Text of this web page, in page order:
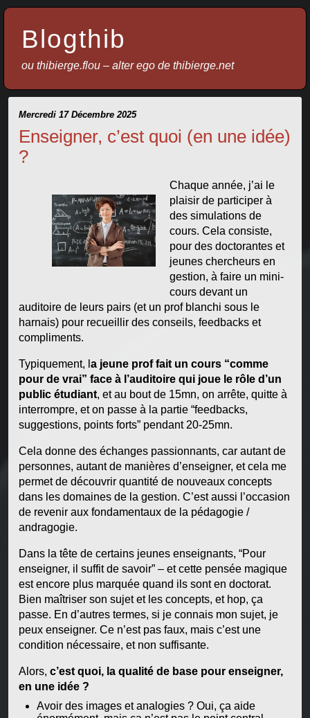
Blogthib
ou thibierge.flou – alter ego de thibierge.net
Mercredi 17 Décembre 2025
Enseigner, c’est quoi (en une idée)
?
Chaque année, j’ai le
plaisir de participer à
des simulations de
cours. Cela consiste,
pour des doctorantes et
jeunes chercheurs en
gestion, à faire un mini-
cours devant un
auditoire de leurs pairs (et un prof blanchi sous le
harnais) pour recueillir des conseils, feedbacks et
compliments.
Typiquement, l a jeune prof fait un cours “comme
pour de vrai” face à l’auditoire qui joue le rôle d’un
public étudiant, et au bout de 15mn, on arrête, quitte à
interrompre, et on passe à la partie “feedbacks,
suggestions, points forts” pendant 20-25mn.
Cela donne des échanges passionnants, car autant de
personnes, autant de manières d’enseigner, et cela me
permet de découvrir quantité de nouveaux concepts
dans les domaines de la gestion. C’est aussi l’occasion
de revenir aux fondamentaux de la pédagogie /
andragogie.
Dans la tête de certains jeunes enseignants, “Pour
enseigner, il suffit de savoir” – et cette pensée magique
est encore plus marquée quand ils sont en doctorat.
Bien maîtriser son sujet et les concepts, et hop, ça
passe. En d’autres termes, si je connais mon sujet, je
peux enseigner. Ce n’est pas faux, mais c’est une
condition nécessaire, et non suffisante.
Alors, c’est quoi, la qualité de base pour enseigner,
en une idée ?
Avoir des images et analogies ? Oui, ça aide